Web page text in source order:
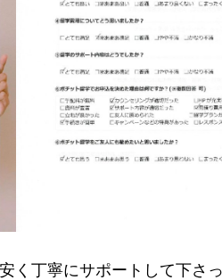
く丁寧にサポートして下さ